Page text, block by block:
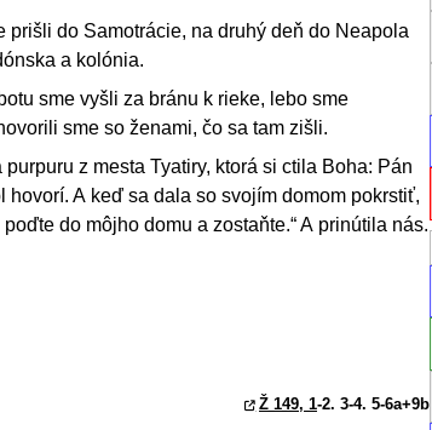
prišli do Samotrácie, na druhý deň do Neapola
a kolónia.
sme vyšli za bránu k rieke, lebo sme
sme so ženami, čo sa tam zišli.
z mesta Tyatiry, ktorá si ctila Boha: Pán
A keď sa dala so svojím domom pokrstiť,
do môjho domu a zostaňte.“ A prinútila nás.
Ž 149, 1-2. 3-4. 5-6a+9b